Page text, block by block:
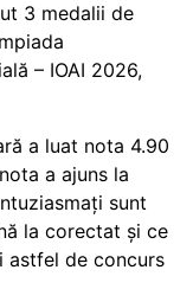
3 medalii de
– IOAI 2026,
a luat nota 4.90
a ajuns la
sunt
la corectat și ce
astfel de concurs